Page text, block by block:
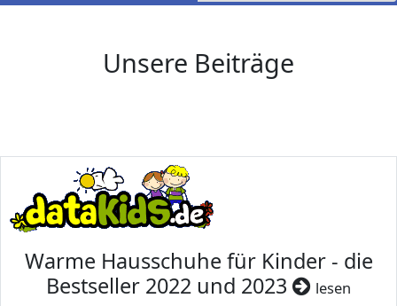
Unsere Beiträge
Warme Hausschuhe für Kinder - die
Bestseller 2022 und 2023
lesen